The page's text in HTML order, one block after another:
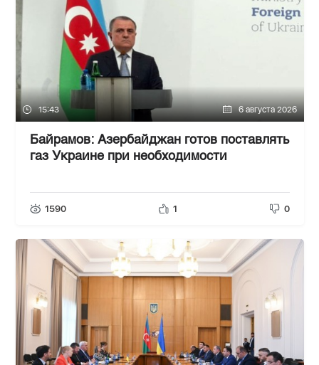
15:43 6 августа 2026
Байрамов: Азербайджан готов поставлять
газ Украине при необходимости
1590 1 0